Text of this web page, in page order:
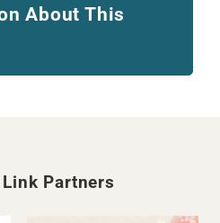
About This
Partners